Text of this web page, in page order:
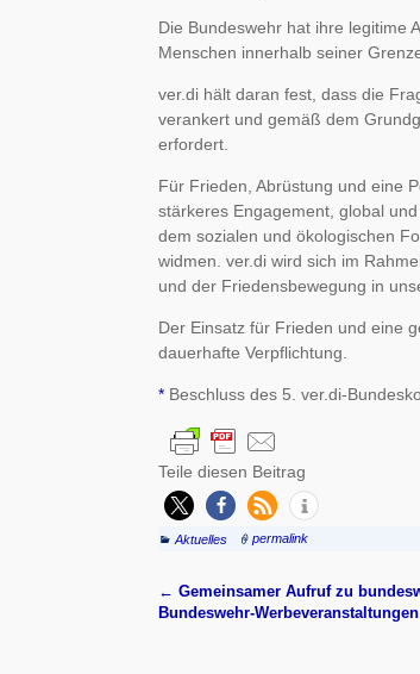
Die Bundeswehr hat ihre legitime
Menschen innerhalb seiner
ver.di hält daran fest, dass die
verankert und gemäß dem
erfordert.
Für Frieden, Abrüstung und eine
stärkeres Engagement, global
dem sozialen und ökologischen
widmen. ver.di wird sich im
und der Friedensbewegung in
Der Einsatz für Frieden und eine
dauerhafte Verpflichtung.
* Beschluss des 5. ver.di-
Teile diesen Beitrag
Aktuelles permalink
Artikelnavigation
← Gemeinsamer Aufruf zu
Bundeswehr-